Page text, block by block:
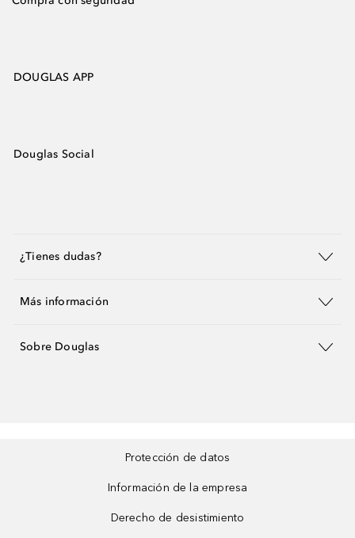
DOUGLAS APP
Douglas Social
¿Tienes dudas?
Más información
Sobre Douglas
Protección de datos
Información de la empresa
Derecho de desistimiento